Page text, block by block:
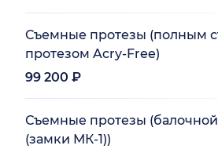
Съемные протезы (полным
протезом Acry-Free)
99 200 ₽
Съемные протезы
(замки МК-1))